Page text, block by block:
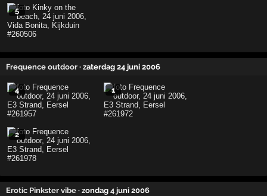
5
Frequence outdoor · zaterdag 24 juni 2006
4 1
2
Erotic Pinkster vibe · zondag 4 juni 2006